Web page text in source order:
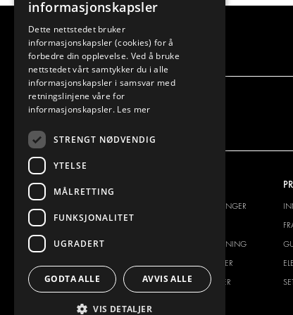
INNREDNINGSLØSNINGER
GULV- OG VEGGKLEDNING
ELEKTRISKE LØSNINGER
SIKKERHETSPRODUKTER
informasjonskapsler
Dette nettstedet bruker
informasjonskapsler (cookies) for å
forbedre din opplevelse. Ved å bruke
nettstedet vårt samtykker du i alle
informasjonskapsler i samsvar med
retningslinjene våre for
informasjonskapsler. Les mer
STRENGT NØDVENDIG
YTELSE
MÅLRETTING
FUNKSJONALITET
UGRADERT
GODTA ALLE AVVIS ALLE
VIS DETALJER